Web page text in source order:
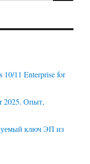
11 Enterprise for
2025. Опыт,
ключ ЭП из